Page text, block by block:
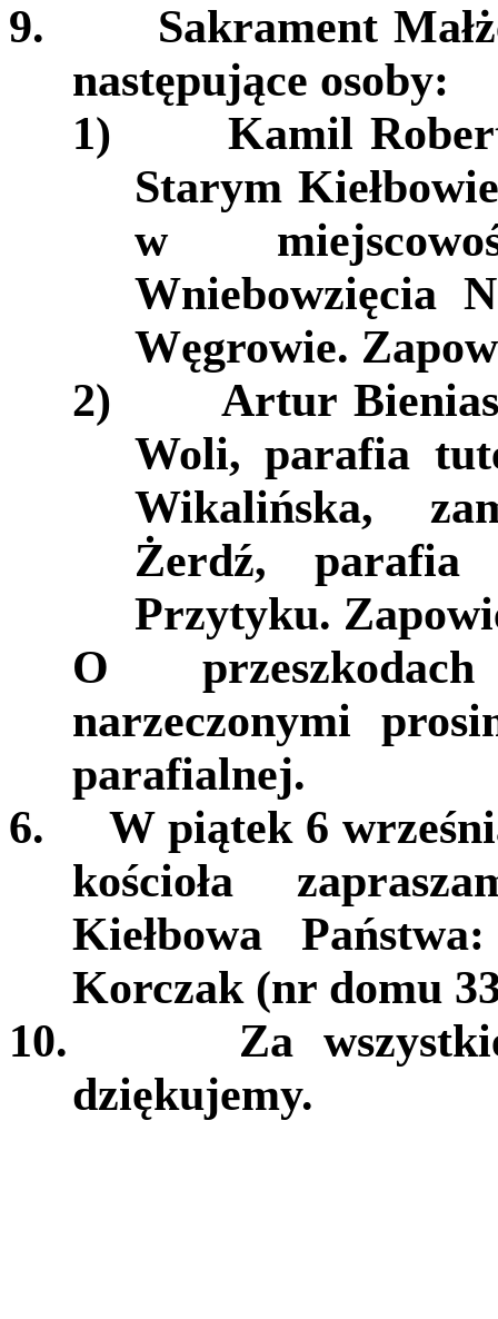
9.
Sakrament
następujące osoby:
1)
Kamil
Starym
w
Wniebowzięcia
Węgrowie.
2)
Artur
Woli, parafia
Wikalińska,
Żerdź,
Przytyku.
O
narzeczonymi
parafialnej.
6.W piątek 6
kościoła
Kiełbowa
Korczak (nr domu
10.
Za
dziękujemy.